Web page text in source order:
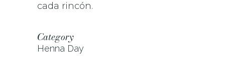
cada rincón.
Category
Henna Day